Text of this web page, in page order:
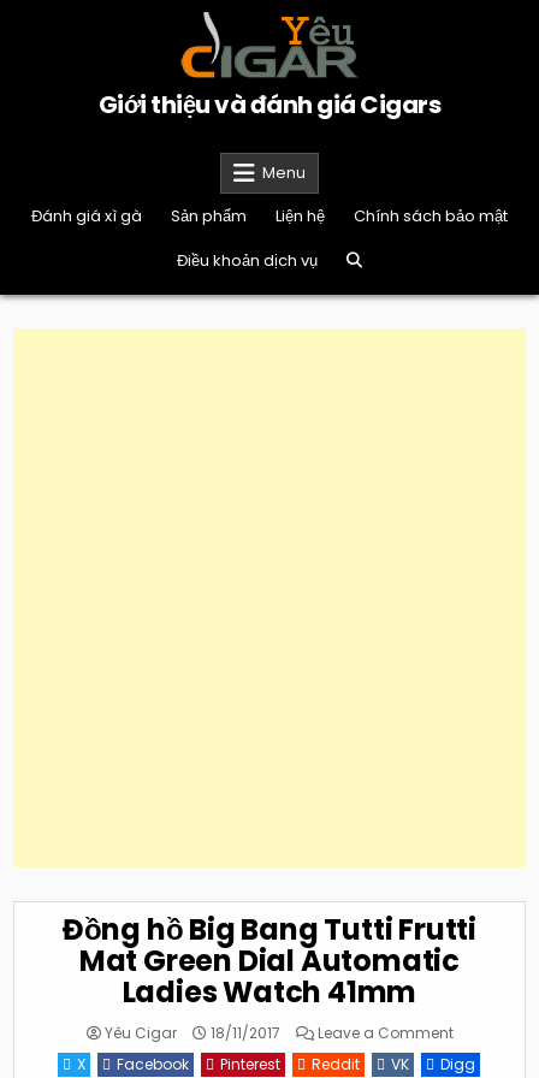
Giới thiệu và đánh giá Cigars
Menu
Đánh giá xì gà
Sản phẩm Liện hệ
Chính sách bảo mật
Điều khoản dịch vụ
Đồng hồ Big Bang Tutti Frutti
Mat Green Dial Automatic
Ladies Watch 41mm
Yêu Cigar 18/11/2017 Leave a Commenton
hồ
X Facebook Pinterest Reddit VK
Digg